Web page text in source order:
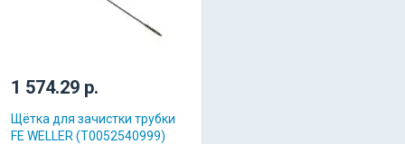
1 574.29 р.
Щётка для зачистки трубки
FE WELLER (T0052540999)